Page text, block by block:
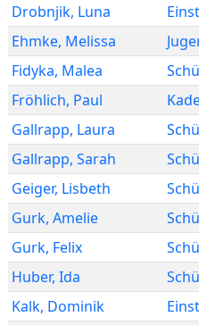
Drobnjik, Luna
Ehmke, Melissa
Fidyka, Malea
Fröhlich, Paul
Gallrapp, Laura
Gallrapp, Sarah
Geiger, Lisbeth
Gurk, Amelie
Gurk, Felix
Huber, Ida
Kalk, Dominik